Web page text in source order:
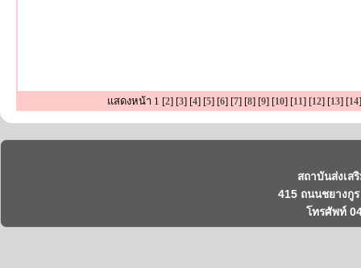
แสดงหน้า 1 [2] [3] [4] [5] [6] [7] [8] [9] [10] [11] [12] [13] [14
สถาบันส่งเส
415 ถนนชยางกู
โทรศัพท์